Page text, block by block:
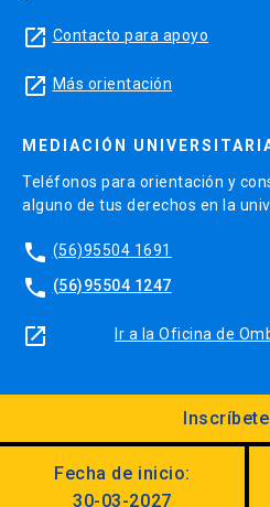
Fecha de inicio:
30-03-2027
launch Contacto para apoyo
launch Más orientación
MEDIACIÓN
Teléfonos para orientación y
alguno de tus derechos en la
phone (56)95504 1691
phone (56)95504 1247
launch Ir a la Oficina de
Diseño:Dirección Digital,
Utilizando elKit Digital UC